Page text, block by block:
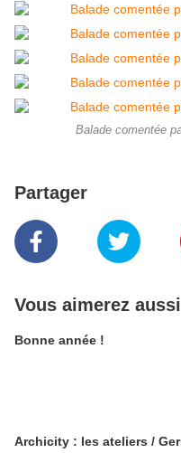
Balade comentée
Partager
Vous aimerez aussi
Bonne année !
Archicity : les ateliers /